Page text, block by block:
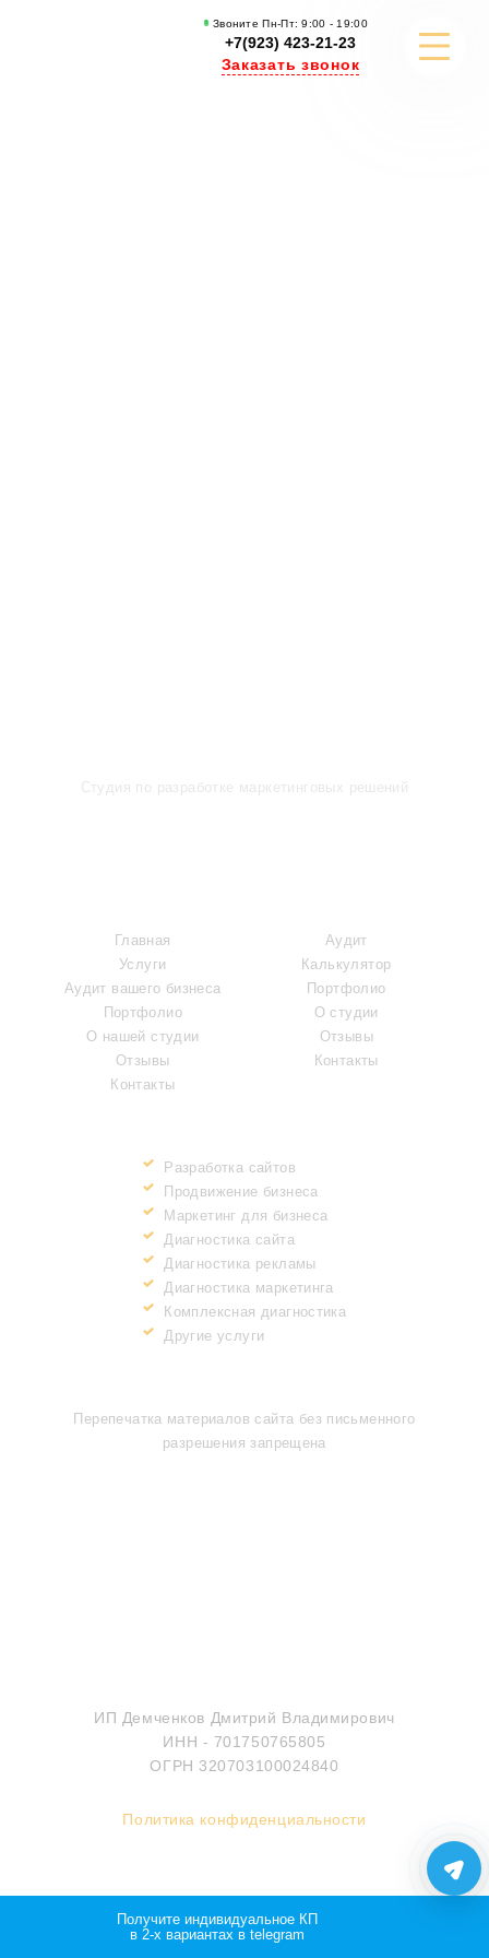
Звоните Пн-Пт: 9:00 - 19:00
+7(923) 423-21-23
Заказать звонок
Студия по разработке маркетинговых решений
Главная
Услуги
Аудит вашего бизнеса
Портфолио
О нашей студии
Отзывы
Контакты
Аудит
Калькулятор
Портфолио
О студии
Отзывы
Контакты
Разработка сайтов
Продвижение бизнеса
Маркетинг для бизнеса
Диагностика сайта
Диагностика рекламы
Диагностика маркетинга
Комплексная диагностика
Другие услуги
Перепечатка материалов сайта без письменного
разрешения запрещена
ИП Демченков Дмитрий Владимирович
ИНН - 701750765805
ОГРН 320703100024840
Политика конфиденциальности
Получите индивидуальное КП
в 2-х вариантах в telegram